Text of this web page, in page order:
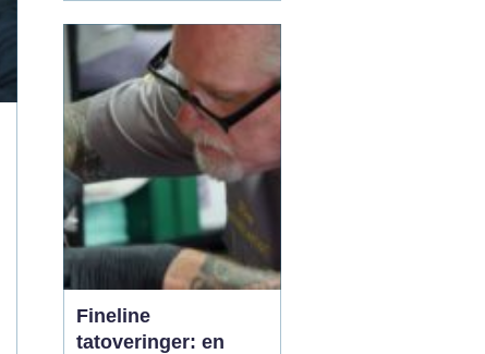
for at korrigere synet
uden at skulle bære stel,
er de ...
Fineline
tatoveringer: en